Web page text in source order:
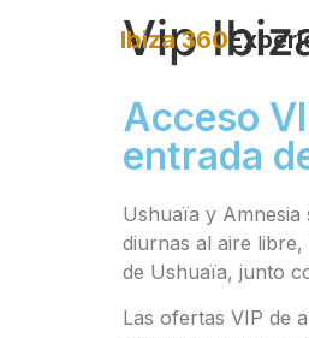
Ibiza 360
Vip
Acceso
entrada
Ushuaïa y
diurnas al aire
de Ushuaïa, junto
Las ofertas VIP de